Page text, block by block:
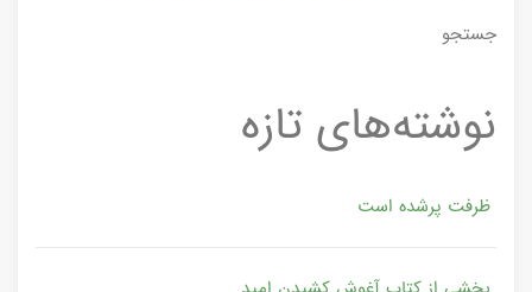
جستجو
نوشته‌های تازه
ظرفت پرشده‌ است